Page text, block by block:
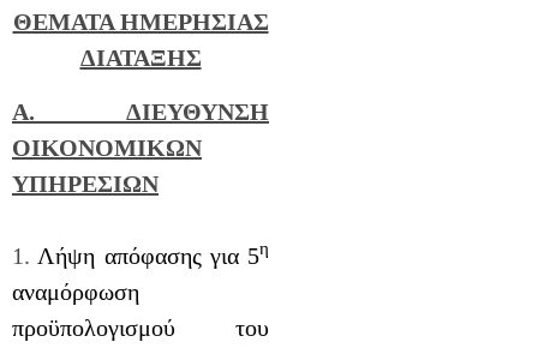
ΘΕΜΑΤΑ ΗΜΕΡΗΣΙΑΣ
ΔΙΑΤΑΞΗΣ
Α. ΔΙΕΥΘΥΝΣΗ
ΟΙΚΟΝΟΜΙΚΩΝ
ΥΠΗΡΕΣΙΩΝ
1. Λήψη απόφασης για 5η
αναμόρφωση
προϋπολογισμού του